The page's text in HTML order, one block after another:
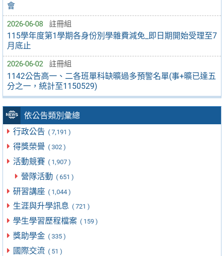
會
2026-06-08 註冊組
115學年度第1學期各身份別學雜費減免_即日期開始受理至7
月底止
2026-06-02 註冊組
1142公告高一、二各班單科缺曠過多預警名單(事+曠已達五
分之一，統計至1150529)
依公告類別彙總
行政公告 ( 7,191 )
得獎榮譽 ( 302 )
活動競賽 ( 1,907 )
營隊活動 ( 651 )
研習講座 ( 1,044 )
生涯與升學訊息 ( 721 )
學生學習歷程檔案 ( 159 )
獎助學金 ( 335 )
國際交流 ( 51 )